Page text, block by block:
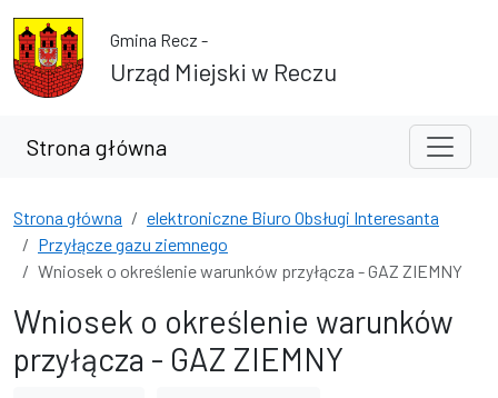
Przejdź do treści
Przejdź do wyszukiwarki
Gmina Recz -
Urząd Miejski w Reczu
Strona główna
Strona główna
elektroniczne Biuro Obsługi Interesanta
Przyłącze gazu ziemnego
Wniosek o określenie warunków przyłącza - GAZ ZIEMNY
Wniosek o określenie warunków
przyłącza - GAZ ZIEMNY